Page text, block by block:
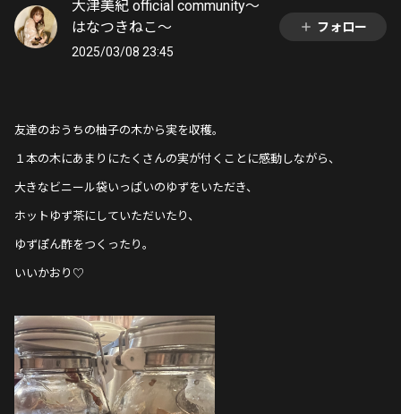
大津美紀 official community〜
はなつきねこ〜
2025/03/08 23:45
フォロー
友達のおうちの柚子の木から実を収穫。
１本の木にあまりにたくさんの実が付くことに感動しながら、
大きなビニール袋いっぱいのゆずをいただき、
ホットゆず茶にしていただいたり、
ゆずぽん酢をつくったり。
いいかおり♡